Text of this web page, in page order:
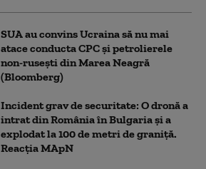
SUA au convins Ucraina să nu mai
atace conducta CPC şi petrolierele
non-ruseşti din Marea Neagră
(Bloomberg)
Incident grav de securitate: O dronă a
intrat din România în Bulgaria şi a
explodat la 100 de metri de graniţă.
Reacția MApN